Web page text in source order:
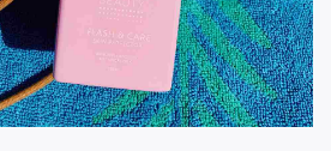
шиммере . Если вам тоже
шиммера, вы можете
на нашем официальном сайте.